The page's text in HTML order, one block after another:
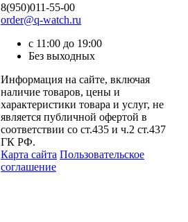
8(950)011-55-00
order@q-watch.ru
с 11:00 до 19:00
Без выходных
Информация на сайте, включая
наличие товаров, цены и
характеристики товара и услуг, не
является публичной офертой в
соответствии со ст.435 и ч.2 ст.437
ГК РФ.
Карта сайта Пользовательское
соглашение